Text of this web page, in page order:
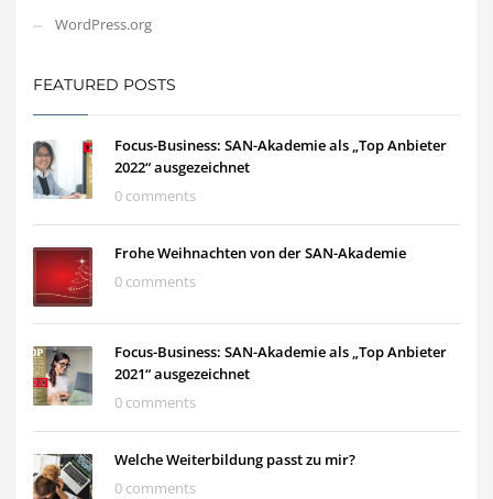
WordPress.org
FEATURED POSTS
Focus-Business: SAN-Akademie als „Top Anbieter
2022“ ausgezeichnet
0 comments
Frohe Weihnachten von der SAN-Akademie
0 comments
Focus-Business: SAN-Akademie als „Top Anbieter
2021“ ausgezeichnet
0 comments
Welche Weiterbildung passt zu mir?
0 comments